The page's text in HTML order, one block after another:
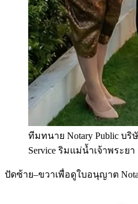
ทีมทนาย Notary Public บริ
Service ริมแม่น้ำเจ้าพระย
ปัดซ้าย–ขวาเพื่อดูใบอนุญาต